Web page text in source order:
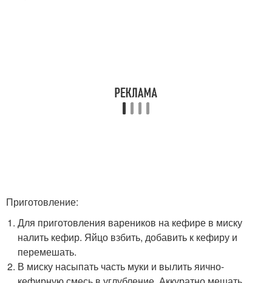
Приготовление:
Для приготовления вареников на кефире в миску
налить кефир. Яйцо взбить, добавить к кефиру и
перемешать.
В миску насыпать часть муки и вылить яично-